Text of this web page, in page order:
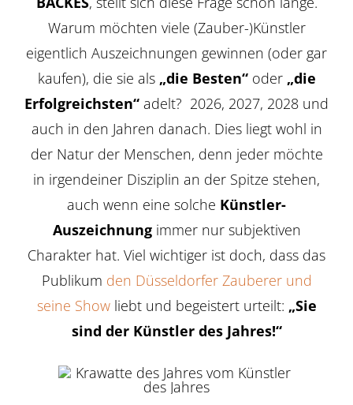
Warum möchten viele (Zauber-)Künstler
eigentlich Auszeichnungen gewinnen (oder gar
kaufen), die sie als „die Besten“oder „die
Erfolgreichsten“ adelt? 2026, 2027, 2028 und
auch in den Jahren danach. Dies liegt wohl in
der Natur der Menschen, denn jeder möchte
in irgendeiner Disziplin an der Spitze stehen,
auch wenn eine solche Künstler-
Auszeichnungimmer nur subjektiven
Charakter hat. Viel wichtiger ist doch, dass das
Publikum den Düsseldorfer Zauberer und
seine Showliebt und begeistert urteilt: „Sie
sind der Künstler des Jahres!“